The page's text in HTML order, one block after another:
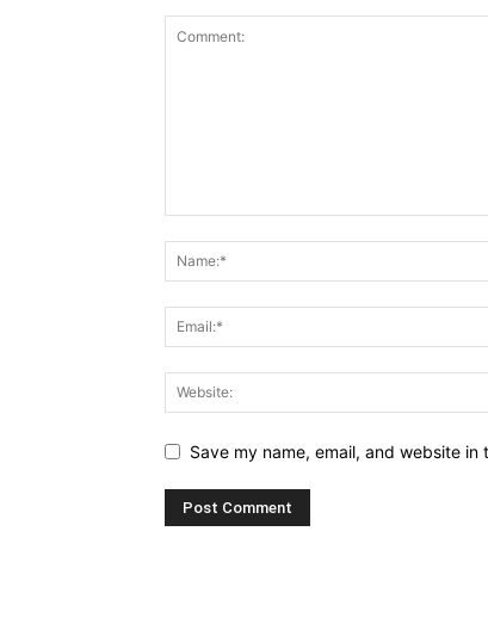
Save my name, email, and website